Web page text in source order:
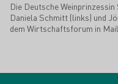
Die Deutsche
Daniela Schmitt (links) und
dem Wirtschaftsforum in